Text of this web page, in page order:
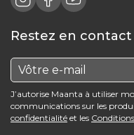
Restez en contact
J’autorise Maanta à utiliser
communications sur les
confidentialité et les
Ne
Nous
vous, afin que
quand